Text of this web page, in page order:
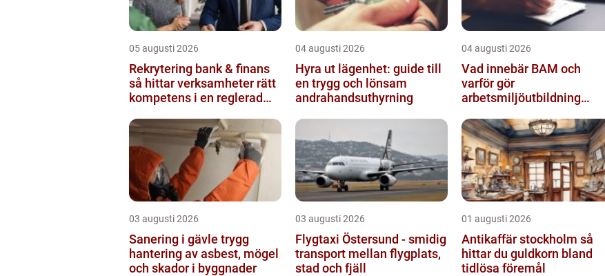
05 augusti 2026
Rekrytering bank & finans
så hittar verksamheter rätt
kompetens i en reglerad
04 augusti 2026
Hyra ut lägenhet: guide till
en trygg och lönsam
andrahandsuthyrning
04 augusti 2026
Vad innebär BAM och
varför gör
arbetsmiljöutbildning
03 augusti 2026
Sanering i gävle trygg
hantering av asbest, mögel
och skador i byggnader
03 augusti 2026
Flygtaxi Östersund - smidig
transport mellan flygplats,
stad och fjäll
01 augusti 2026
Antikaffär stockholm så
hittar du guldkorn bland
tidlösa föremål